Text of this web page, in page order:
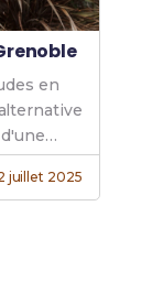
en
à
juillet 2025